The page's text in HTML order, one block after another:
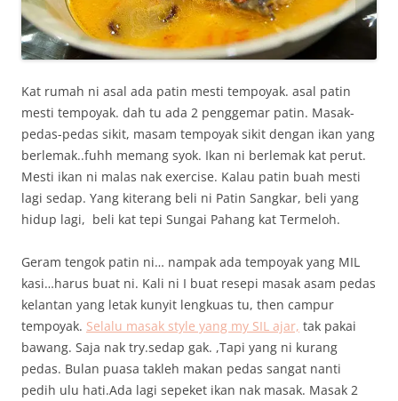
Kat rumah ni asal ada patin mesti tempoyak. asal patin
mesti tempoyak. dah tu ada 2 penggemar patin. Masak-
pedas-pedas sikit, masam tempoyak sikit dengan ikan yang
berlemak..fuhh memang syok. Ikan ni berlemak kat perut.
Mesti ikan ni malas nak exercise. Kalau patin buah mesti
lagi sedap. Yang kiterang beli ni Patin Sangkar, beli yang
hidup lagi, beli kat tepi Sungai Pahang kat Termeloh.
Geram tengok patin ni… nampak ada tempoyak yang MIL
kasi…harus buat ni. Kali ni I buat resepi masak asam pedas
kelantan yang letak kunyit lengkuas tu, then campur
tempoyak. Selalu masak style yang my SIL ajar, tak pakai
bawang. Saja nak try.sedap gak. ,Tapi yang ni kurang
pedas. Bulan puasa takleh makan pedas sangat nanti
pedih ulu hati.Ada lagi sepeket ikan nak masak. Masak 2